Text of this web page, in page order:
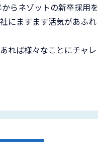
らネゾットの新卒採用を
にますます活気があふれ
れば様々なことにチャレ